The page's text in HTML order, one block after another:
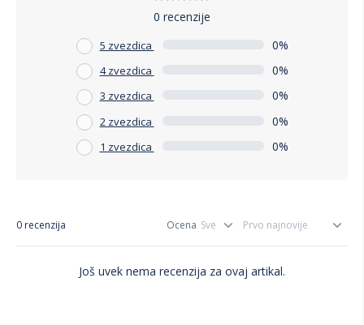
0 recenzije
5 zvezdica 0%
4 zvezdica 0%
3 zvezdica 0%
2 zvezdica 0%
1 zvezdica 0%
0 recenzija Ocena
Još uvek nema recenzija za ovaj artikal.